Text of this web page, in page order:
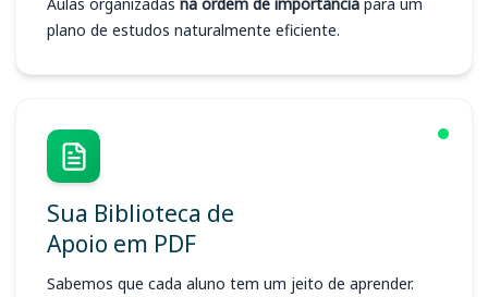
plano de estudos naturalmente eficiente.
Sua Biblioteca de
Apoio em PDF
Sabemos que cada aluno tem um jeito de aprender.